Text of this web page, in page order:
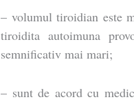
– volumul tiroidian este
tiroidita autoimuna
semnificativ mai mari;
– sunt de acord cu